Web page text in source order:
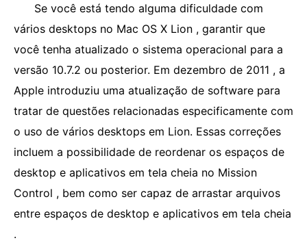
Se você está tendo alguma dificuldade com
vários desktops no Mac OS X Lion , garantir que
você tenha atualizado o sistema operacional para a
versão 10.7.2 ou posterior. Em dezembro de 2011 , a
Apple introduziu uma atualização de software para
tratar de questões relacionadas especificamente com
o uso de vários desktops em Lion. Essas correções
incluem a possibilidade de reordenar os espaços de
desktop e aplicativos em tela cheia no Mission
Control , bem como ser capaz de arrastar arquivos
entre espaços de desktop e aplicativos em tela cheia
.